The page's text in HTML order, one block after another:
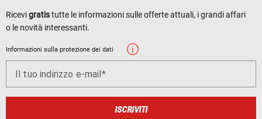
Ricevigratistutte le informazioni sulle offerte attuali, i grandi affari
o le novità interessanti.
Informazioni sulla protezione dei dati
Il tuo indirizzo e-mail
ISCRIVITI